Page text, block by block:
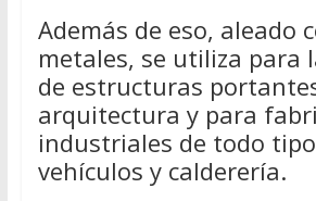
Además de eso, aleado
metales, se utiliza para
de estructuras
arquitectura y para
industriales de todo
vehículos y calderería.